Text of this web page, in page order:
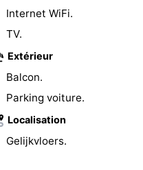
Internet WiFi.
TV.
Extérieur
Balcon.
Parking voiture.
Localisation
Gelijkvloers.